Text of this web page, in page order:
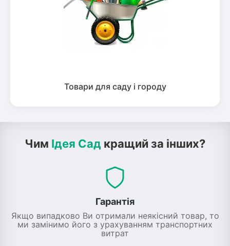
Товари для саду і городу
Чим Ідея Сад кращий за інших?
Гарантія
Якщо випадково Ви отримали неякісний товар, то
ми замінимо його з урахуванням транспортних
витрат